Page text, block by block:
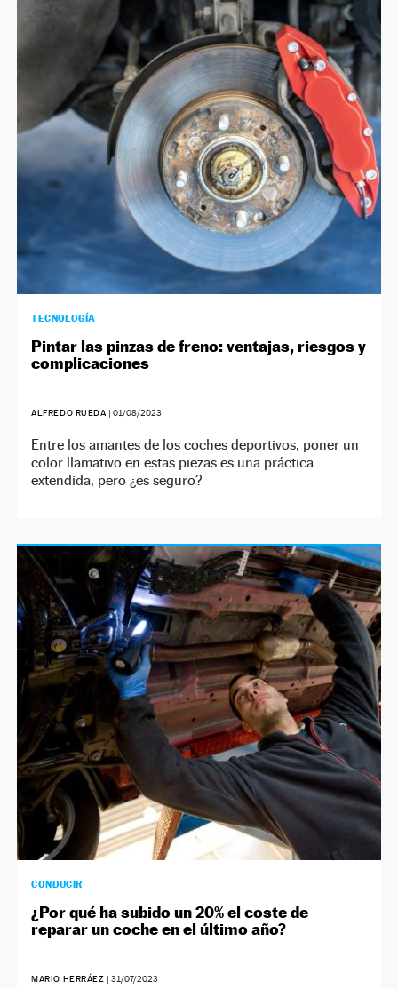
TECNOLOGÍA
Pintar las pinzas de freno: ventajas, riesgos y
complicaciones
ALFREDO RUEDA | 01/08/2023
Entre los amantes de los coches deportivos, poner un
color llamativo en estas piezas es una práctica
extendida, pero ¿es seguro?
CONDUCIR
¿Por qué ha subido un 20% el coste de
reparar un coche en el último año?
MARIO HERRÁEZ | 31/07/2023